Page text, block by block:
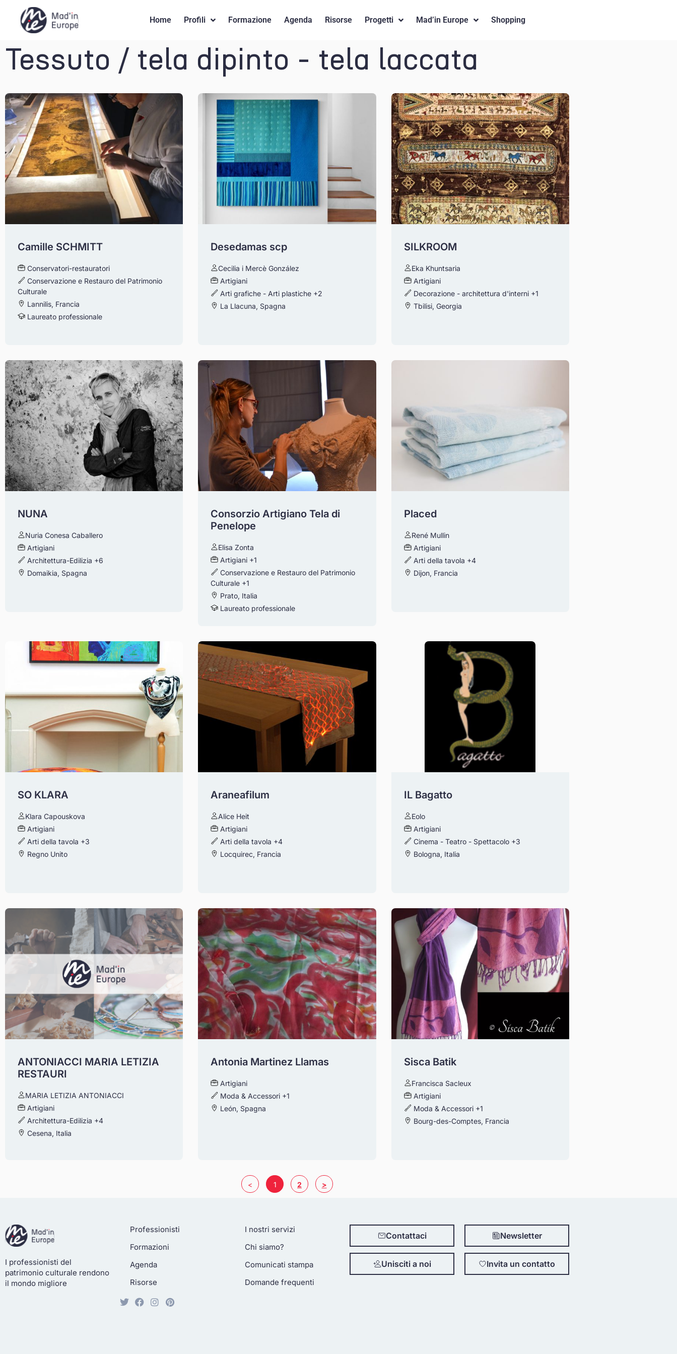
Home Profili Formazione Agenda Risorse Progetti Mad’in Europe Shopping
Tessuto / tela dipinto - tela laccata
Camille SCHMITT
Conservatori-restauratori
Conservazione e Restauro del Patrimonio
Culturale
Lannilis, Francia
Laureato professionale
Desedamas scp
Cecilia i Mercè González
Artigiani
Arti grafiche - Arti plastiche +2
La Llacuna, Spagna
SILKROOM
Eka Khuntsaria
Artigiani
Decorazione - architettura d'interni+1
Tbilisi, Georgia
NUNA
Nuria Conesa Caballero
Artigiani
Architettura-Edilizia +6
Domaikia, Spagna
Consorzio Artigiano Tela di
Penelope
Elisa Zonta
Artigiani +1
Conservazione e Restauro del Patrimonio
Culturale +1
Prato, Italia
Laureato professionale
Placed
René Mullin
Artigiani
Arti della tavola +4
Dijon, Francia
SO KLARA
Klara Capouskova
Artigiani
Arti della tavola +3
Regno Unito
Araneafilum
Alice Heit
Artigiani
Arti della tavola +4
Locquirec, Francia
IL Bagatto
Eolo
Artigiani
Cinema - Teatro - Spettacolo+3
Bologna, Italia
ANTONIACCI MARIA LETIZIA
RESTAURI
MARIA LETIZIA ANTONIACCI
Artigiani
Architettura-Edilizia +4
Cesena, Italia
Antonia Martinez Llamas
Artigiani
Moda & Accessori +1
León, Spagna
Sisca Batik
Francisca Sacleux
Artigiani
Moda & Accessori+1
Bourg-des-Comptes, Francia
< 1 2 >
I professionisti del
patrimonio culturale rendono
il mondo migliore
Professionisti
Formazioni
Agenda
Risorse
I nostri servizi
Chi siamo?
Comunicati stampa
Domande frequenti
Contattaci
Unisciti a noi
Newsletter
Invita un contatto